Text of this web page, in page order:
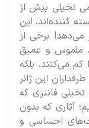
بیش از
این
برخی از
و عمیق
بلکه
این ژانر
تخیلی فانتزی که
که بدون
احساسی و